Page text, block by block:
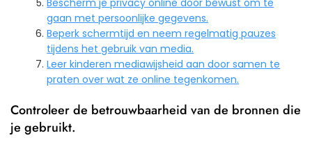
gaan met persoonlijke gegevens.
Beperk schermtijd en neem regelmatig pauzes
tijdens het gebruik van media.
Leer kinderen mediawijsheid aan door samen te
praten over wat ze online tegenkomen.
Controleer de betrouwbaarheid van de bronnen die
je gebruikt.